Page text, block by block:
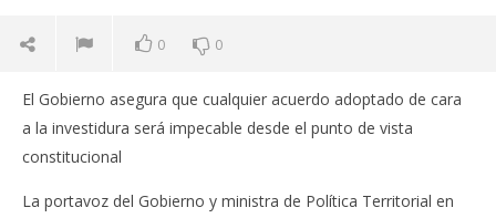
0 0
El Gobierno asegura que cualquier acuerdo adoptado de cara
a la investidura será impecable desde el punto de vista
constitucional
La portavoz del Gobierno y ministra de Política Territorial en